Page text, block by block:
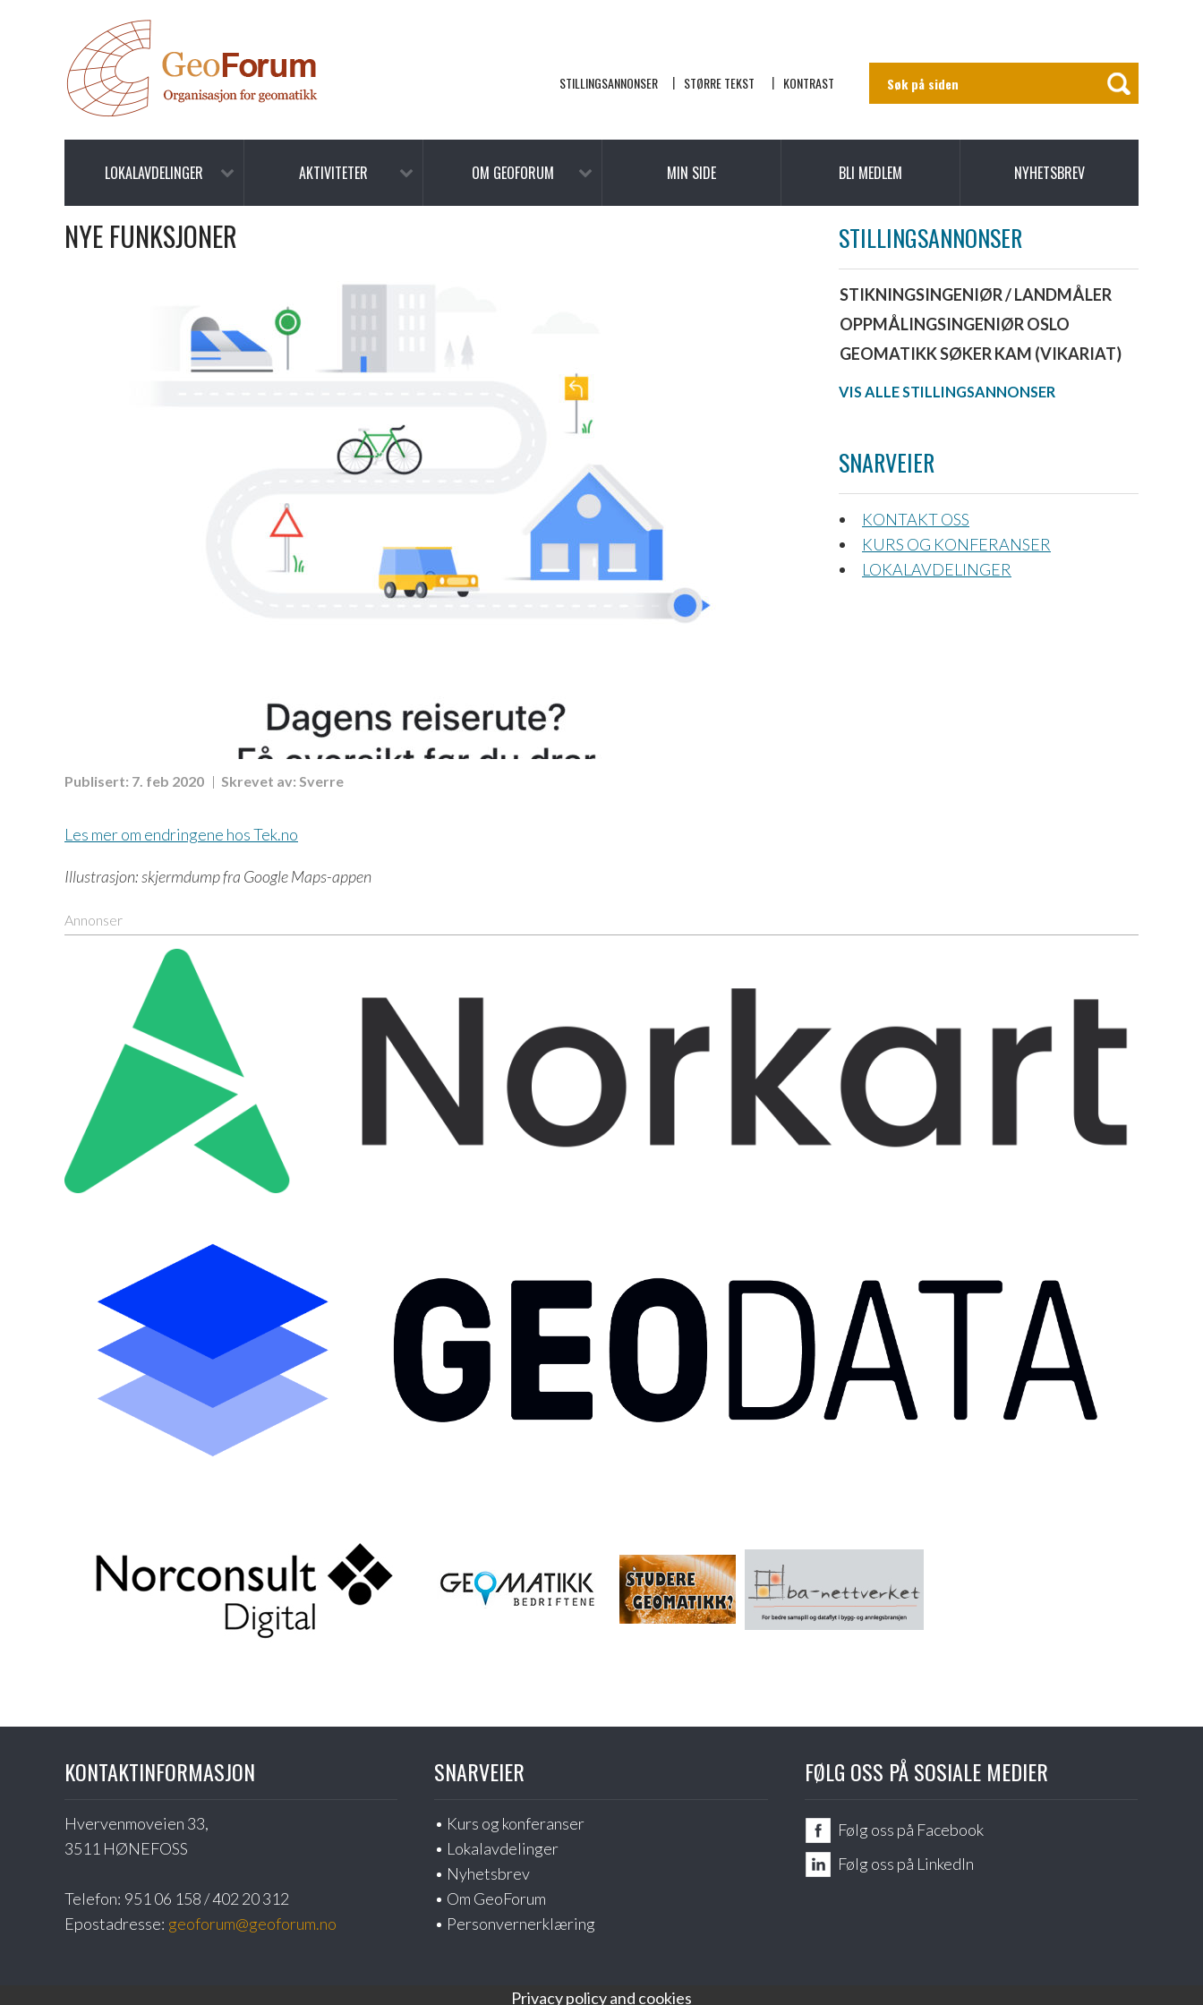
STILLINGSANNONSER STØRRE TEKST KONTRAST
LOKALAVDELINGER AKTIVITETER OM GEOFORUM MIN SIDE BLI MEDLEM NYHETSBREV
NYE FUNKSJONER
Publisert: 7. feb 2020 Skrevet av: Sverre
Les mer om endringene hos Tek.no
Illustrasjon: skjermdump fra Google Maps-appen
STILLINGSANNONSER
STIKNINGSINGENIØR / LANDMÅLER
OPPMÅLINGSINGENIØR OSLO
GEOMATIKK SØKER KAM (VIKARIAT)
VIS ALLE STILLINGSANNONSER
SNARVEIER
KONTAKT OSS
KURS OG KONFERANSER
LOKALAVDELINGER
Annonser
KONTAKTINFORMASJON
Hvervenmoveien 33,
3511 HØNEFOSS
Telefon: 951 06 158 / 402 20 312
Epostadresse: geoforum@geoforum.no
SNARVEIER
Kurs og konferanser
Lokalavdelinger
Nyhetsbrev
Om GeoForum
Personvernerklæring
FØLG OSS PÅ SOSIALE MEDIER
Følg oss på Facebook
Følg oss på LinkedIn
Privacy policy and cookies